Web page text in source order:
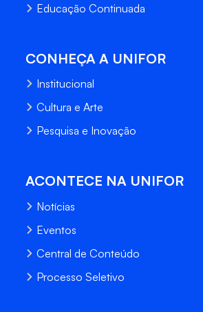
Educação Continuada
CONHEÇA A UNIFOR
Institucional
Cultura e Arte
Pesquisa e Inovação
ACONTECE NA UNIFOR
Notícias
Eventos
Central de Conteúdo
Processo Seletivo